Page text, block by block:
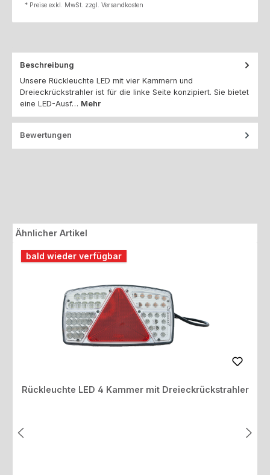
* Preise exkl. MwSt. zzgl. Versandkosten
Beschreibung
Unsere Rückleuchte LED mit vier Kammern und
Dreieckrückstrahler ist für die linke Seite konzipiert. Sie bietet
eine LED-Ausf… Mehr
Bewertungen
Produktgalerie überspringen
Ähnlicher Artikel
bald wieder verfügbar
Rückleuchte LED 4 Kammer mit Dreieckrückstrahler